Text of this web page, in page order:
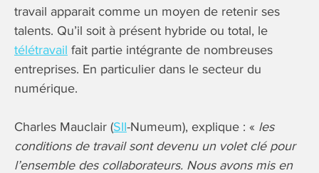
travail apparait comme un moyen de retenir ses
talents. Qu’il soit à présent hybride ou total, le
télétravail fait partie intégrante de nombreuses
entreprises. En particulier dans le secteur du
numérique.
Charles Mauclair (SII-Numeum), explique : « les
conditions de travail sont devenu un volet clé pour
l’ensemble des collaborateurs. Nous avons mis en